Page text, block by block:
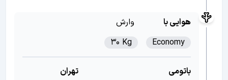
هوایی با
وارش
Economy
30 Kg
باتومی
تهران